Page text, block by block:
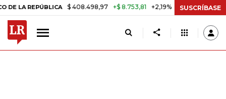
REPÚBLICA $ 408.498,97 +$ 8.753,81 +2,19% TASA DE USURA
SUSCRÍBASE